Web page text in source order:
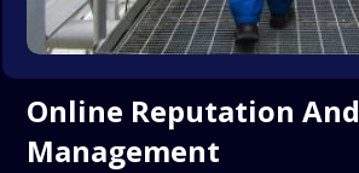
Online Reputation And
Management